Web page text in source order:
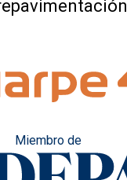
Miembro de